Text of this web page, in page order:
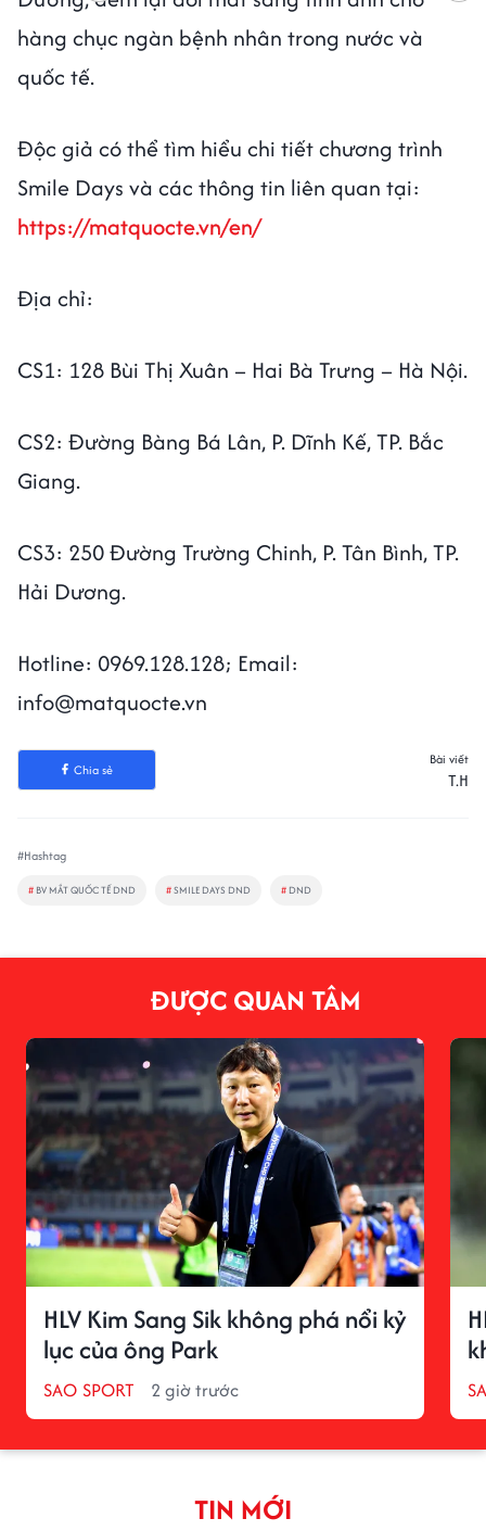
hàng chục ngàn bệnh nhân trong nước và
quốc tế.
Độc giả có thể tìm hiểu chi tiết chương trình
Smile Days và các thông tin liên quan tại:
https://matquocte.vn/en/
Địa chỉ:
CS1: 128 Bùi Thị Xuân – Hai Bà Trưng – Hà Nội.
CS2: Đường Bàng Bá Lân, P. Dĩnh Kế, TP. Bắc
Giang.
CS3: 250 Đường Trường Chinh, P. Tân Bình, TP.
Hải Dương.
Hotline: 0969.128.128; Email:
info@matquocte.vn
Chia sẻ
Bài viết
T.H
#Hashtag
# BV MẮT QUỐC TẾ DND #SMILE DAYS DND # DND
ĐƯỢC QUAN TÂM
HLV Kim Sang Sik không phá nổi kỷ
lục của ông Park
SAO SPORT 2 giờ trước
TIN MỚI